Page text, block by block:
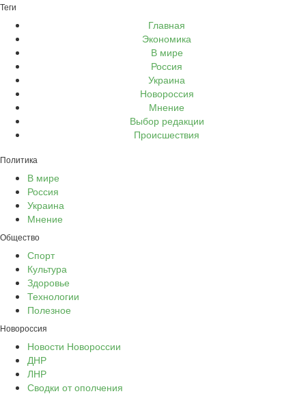
Теги
Главная
Экономика
В мире
Россия
Украина
Новороссия
Мнение
Выбор редакции
Происшествия
Политика
В мире
Россия
Украина
Мнение
Общество
Спорт
Культура
Здоровье
Технологии
Полезное
Новороссия
Новости Новороссии
ДНР
ЛНР
Сводки от ополчения